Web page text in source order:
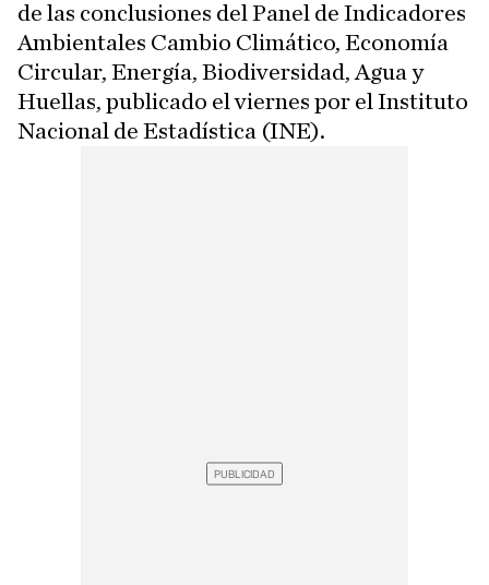
de las conclusiones del Panel de Indicadores
Ambientales Cambio Climático, Economía
Circular, Energía, Biodiversidad, Agua y
Huellas, publicado el viernes por el Instituto
Nacional de Estadística (INE).